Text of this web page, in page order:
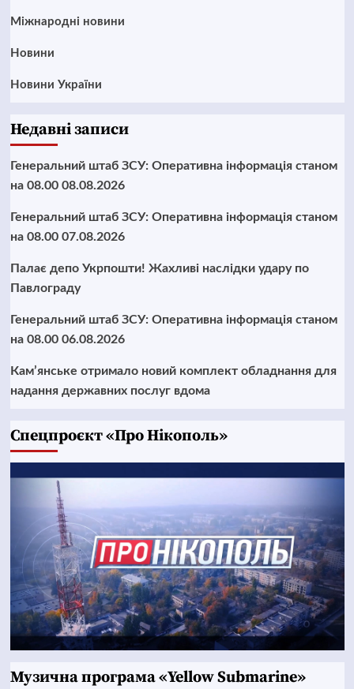
Міжнародні новини
Новини
Новини України
Недавні записи
Генеральний штаб ЗСУ: Оперативна інформація станом
на 08.00 08.08.2026
Генеральний штаб ЗСУ: Оперативна інформація станом
на 08.00 07.08.2026
Палає депо Укрпошти! Жахливі наслідки удару по
Павлограду
Генеральний штаб ЗСУ: Оперативна інформація станом
на 08.00 06.08.2026
Кам’янське отримало новий комплект обладнання для
надання державних послуг вдома
Cпецпроєкт «Про Нікополь»
Музична програма «Yellow Submarine»